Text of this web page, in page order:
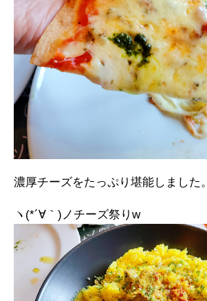
濃厚チーズをたっぷり堪能しました。
ヽ(*´∀｀)ノチーズ祭りw